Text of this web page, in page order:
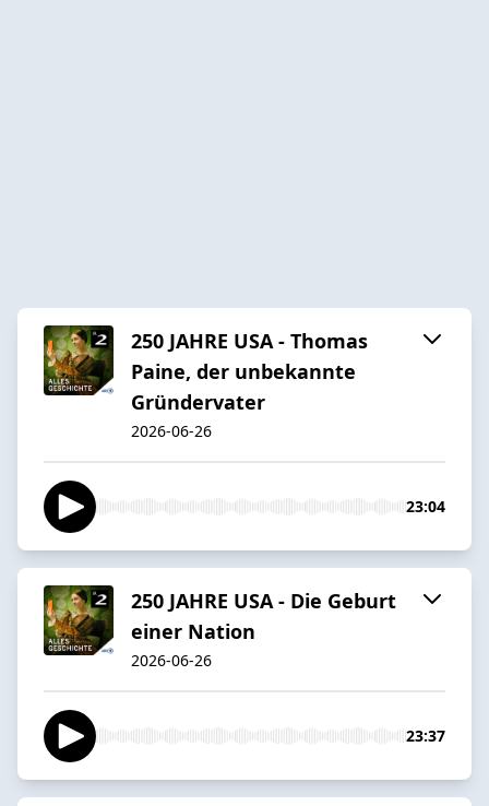
250 JAHRE USA - Thomas
Paine, der unbekannte
Gründervater
2026-06-26
23:04
250 JAHRE USA - Die Geburt
einer Nation
2026-06-26
23:37